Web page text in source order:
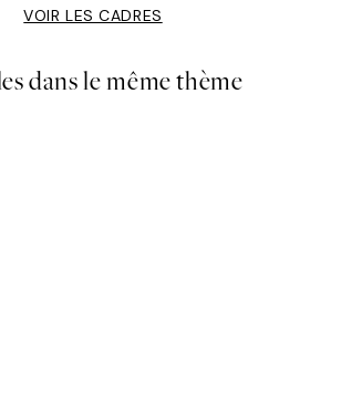
VOIR LES CADRES
dans le même thème